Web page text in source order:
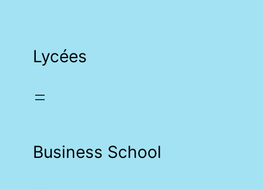
Lycées
Business School